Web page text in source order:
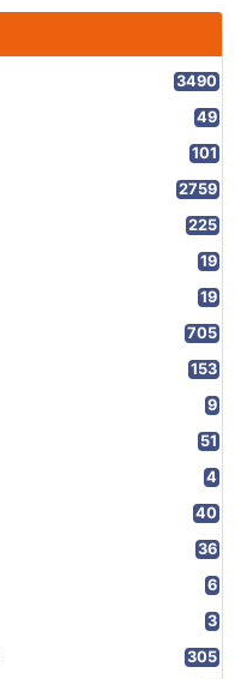
3490
49
101
2759
225
19
19
705
153
9
51
4
40
36
6
3
305